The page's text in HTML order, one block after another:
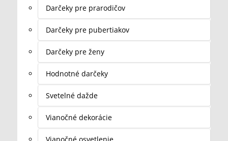
Darčeky pre prarodičov
Darčeky pre pubertiakov
Darčeky pre ženy
Hodnotné darčeky
Svetelné dažde
Vianočné dekorácie